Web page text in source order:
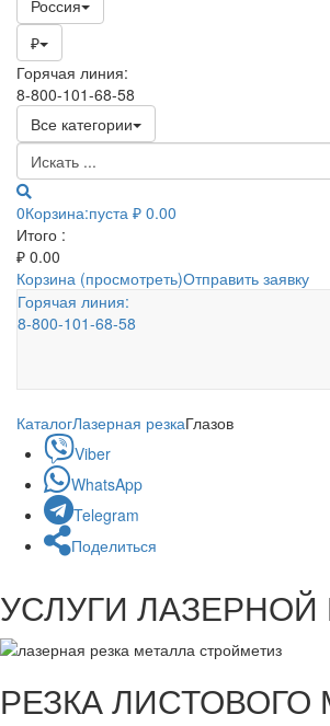
Россия
₽
Горячая линия:
8-800-101-68-58
Все категории
0Корзина:пуста ₽ 0.00
Итого :
₽ 0.00
Корзина (просмотреть)Отправить заявку
Горячая линия:
8-800-101-68-58
КаталогЛазерная резкаГлазов
Viber
WhatsApp
Telegram
Поделиться
УСЛУГИ ЛАЗЕРНОЙ
РЕЗКА ЛИСТОВОГО